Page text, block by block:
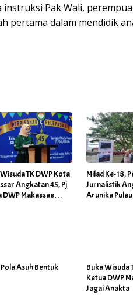
Pak Wali,
pertama dalam mendidik
TK DWP Kota
Angkatan 45, Pj
DWP Makassae
Milad Ke-18,
Jurnalistik
Arunika
Asuh Bentuk
Buka Wisuda
Ketua DWP
Jagai Anakta